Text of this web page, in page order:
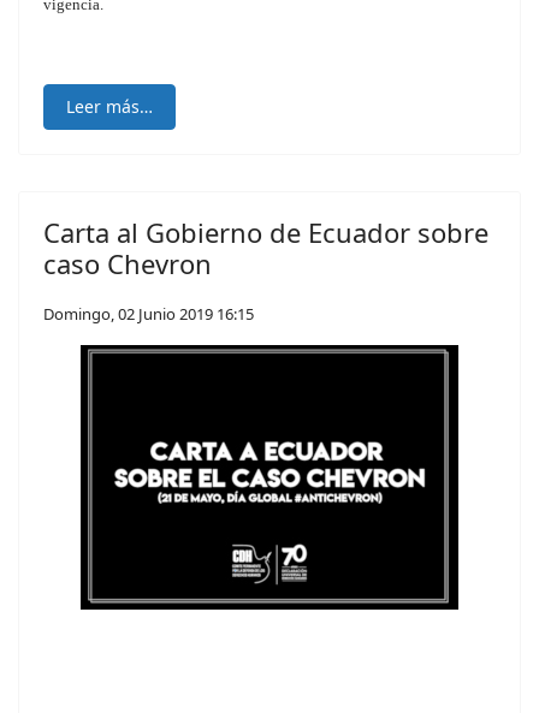
vigencia.
Leer más…
Carta al Gobierno de Ecuador sobre
caso Chevron
Domingo, 02 Junio 2019 16:15